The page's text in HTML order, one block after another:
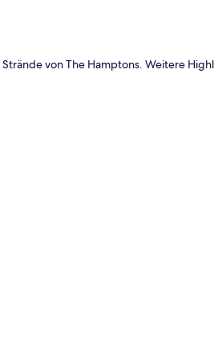
von The Hamptons. Weitere